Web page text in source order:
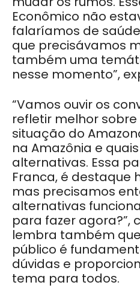
Econômico não
falaríamos de
que precisávamos
também uma
nesse momento”,
“Vamos ouvir os
refletir melhor
situação do
na Amazônia e
alternativas. Essa
Franca, é destaque
mas precisamos
alternativas
para fazer agora?”,
lembra também
público é
dúvidas e
tema para todos.